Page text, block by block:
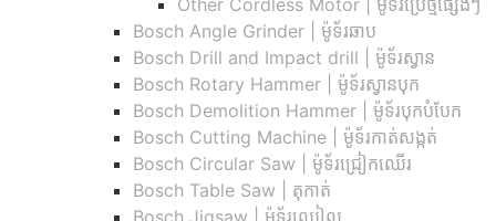
Other Cordless Motor | ម៉ូទ័រប្រើថ្មផ្សេងៗ
Bosch Angle Grinder | ម៉ូទ័រឆាប
Bosch Drill and Impact drill | ម៉ូទ័រស្វាន
Bosch Rotary Hammer | ម៉ូទ័រស្វានបុក
Bosch Demolition Hammer | ម៉ូទ័របុកបំបែក
Bosch Cutting Machine | ម៉ូទ័រកាត់សង្កត់
Bosch Circular Saw | ម៉ូទ័រជ្រៀកឈើរ
Bosch Table Saw | តុកាត់
Bosch Jigsaw | ម៉ូទ័រឈ្វៀល